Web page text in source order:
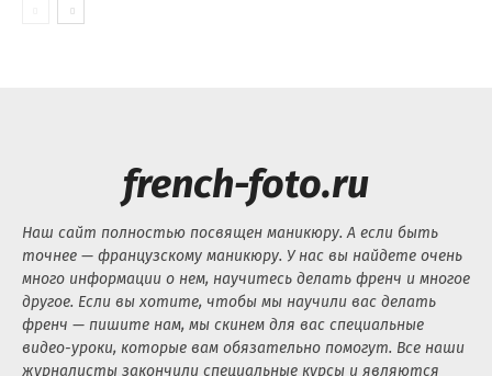
french-foto.ru
Наш сайт полностью посвящен маникюру. А если быть
точнее — французскому маникюру. У нас вы найдете очень
много информации о нем, научитесь делать френч и многое
другое. Если вы хотите, чтобы мы научили вас делать
френч — пишите нам, мы скинем для вас специальные
видео-уроки, которые вам обязательно помогут. Все наши
журналисты закончили специальные курсы и являются